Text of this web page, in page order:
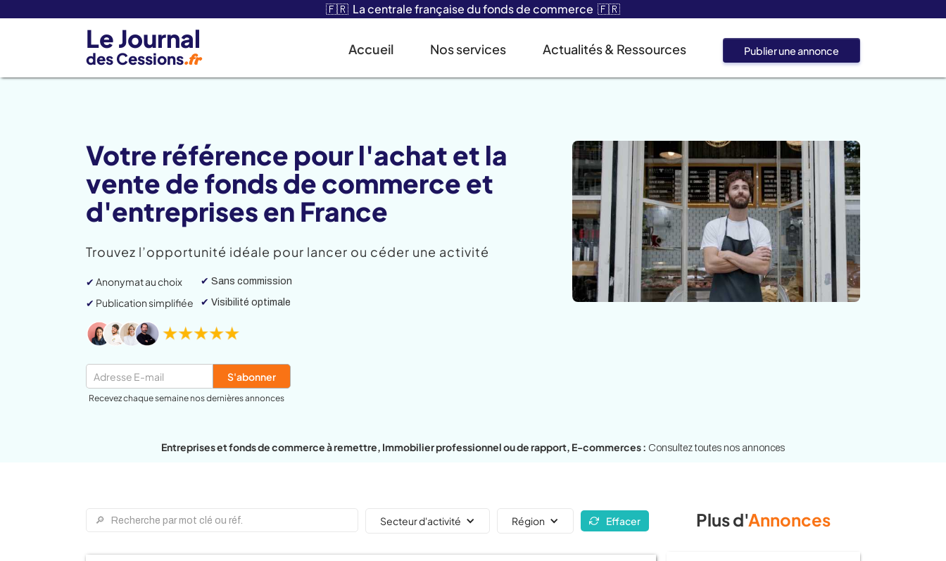
🇫🇷 La centrale française du fonds de commerce 🇫🇷
Le Journal
des Cessions.fr
Publier une annonce
Accueil Nos services Actualités & Ressources
Votre référence pour l'achat et la
vente de fonds de commerce et
d'entreprises en France
Trouvez l’opportunité idéale pour lancer ou céder une activité
✔ Anonymat au choix ✔ Sans commission
✔ Publication simplifiée ✔ Visibilité optimale
Recevez chaque semaine nos dernières annonces
Entreprises et fonds de commerce à remettre, Immobilier professionnel ou de rapport, E-commerces : Consultez toutes nos annonces
Secteur d'activité Région Effacer Plus d'Annonces